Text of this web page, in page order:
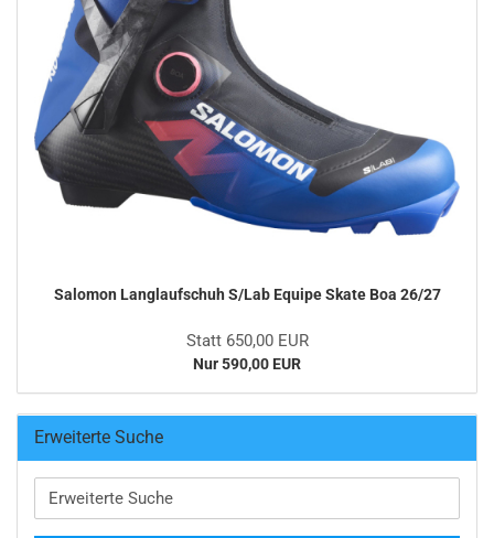
Salomon Langlaufschuh S/Lab Equipe Skate Boa 26/27
Statt 650,00 EUR
Nur 590,00 EUR
Erweiterte Suche
Erweiterte
Suche